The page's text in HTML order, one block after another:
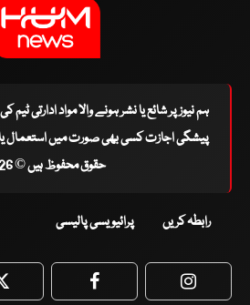
ہم نیوز پر شائع یا نشر ہونے والا مواد ادارتی
پیشگی اجازت کسی بھی صورت میں استعمال یا
حقوق محفوظ ہیں © 2026
رابطہ کریں پرائیویسی پالیسی
Twitter Facebook